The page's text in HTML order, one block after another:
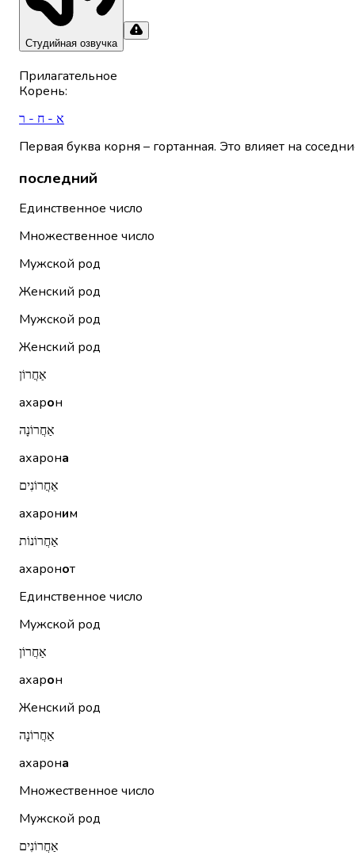
Студийная озвучка
Прилагательное
Корень:
א - ח - ר
Первая буква корня – гортанная. Это влияет на
последний
Единственное число
Множественное число
Мужской род
Женский род
Мужской род
Женский род
אַחֲרוֹן
ахарон
אַחֲרוֹנָה
ахарона
אַחֲרוֹנִים
ахароним
אַחֲרוֹנוֹת
ахаронот
Единственное число
Мужской род
אַחֲרוֹן
ахарон
Женский род
אַחֲרוֹנָה
ахарона
Множественное число
Мужской род
אַחֲרוֹנִים